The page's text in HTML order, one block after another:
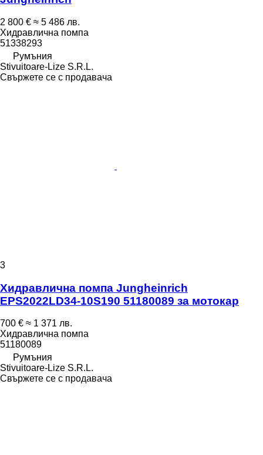
2 800 € ≈ 5 486 лв.
Хидравлична помпа
51338293
Румъния
Stivuitoare-Lize S.R.L.
Свържете се с продавача
3
Хидравлична помпа Jungheinrich
EPS2022LD34-10S190 51180089 за мотокар
700 € ≈ 1 371 лв.
Хидравлична помпа
51180089
Румъния
Stivuitoare-Lize S.R.L.
Свържете се с продавача